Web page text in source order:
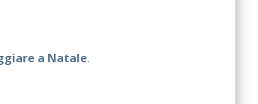
a Natale.